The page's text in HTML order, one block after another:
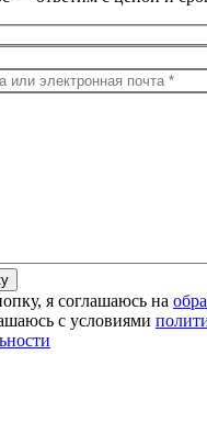
я соглашаюсь на
с условиями